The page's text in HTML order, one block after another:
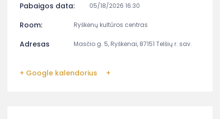
Pabaigos data: 05/18/2026 16:30
Room: Ryškėnų kultūros centras
Adresas Masčio g. 5, Ryškėnai, 87151 Telšių r. sav.
+ Google kalendorius +